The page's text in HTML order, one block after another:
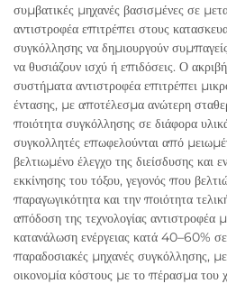
συμβατικές μηχανές βασισμένες σε
αντιστροφέα επιτρέπει στους
συγκόλλησης να δημιουργούν
να θυσιάζουν ισχύ ή επιδόσεις. Ο
συστήματα αντιστροφέα επιτρέπει
έντασης, με αποτέλεσμα ανώτερη
ποιότητα συγκόλλησης σε διάφορα
συγκολλητές επωφελούνται από
βελτιωμένο έλεγχο της διείσδυσης και
εκκίνησης του τόξου, γεγονός που
παραγωγικότητα και την ποιότητα
απόδοση της τεχνολογίας αντιστροφέα
κατανάλωση ενέργειας κατά 40–60%
παραδοσιακές μηχανές συγκόλλησης,
οικονομία κόστους με το πέρασμα